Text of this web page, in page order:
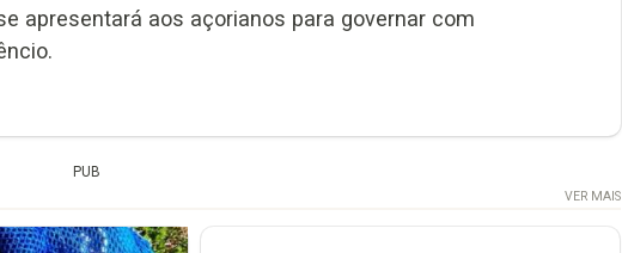
apresentará aos açorianos para governar com
PUB
VER MAIS